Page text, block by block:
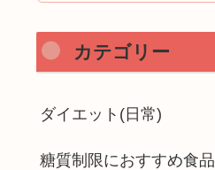
カテゴリー
ダイエット(日常)
糖質制限におすすめ食品